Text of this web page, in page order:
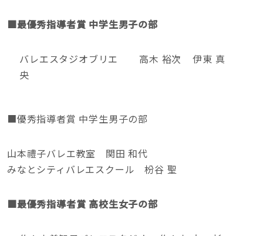
■最優秀指導者賞 中学生男子の部
バレエスタジオブリエ 高木 裕次 伊東 真
央
■優秀指導者賞 中学生男子の部
山本禮子バレエ教室 関田 和代
みなとシティバレエスクール 枌谷 聖
■最優秀指導者賞 高校生女子の部